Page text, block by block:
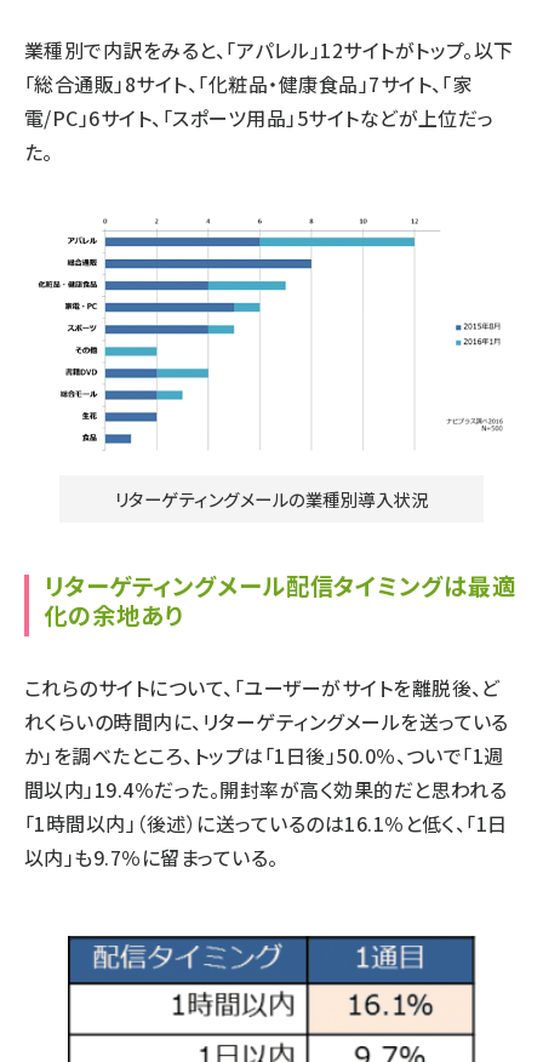
業種別で内訳をみると、「アパレル」12サイトがトップ。以下
「総合通販」8サイト、「化粧品・健康食品」7サイト、「家
電/PC」6サイト、「スポーツ用品」5サイトなどが上位だっ
た。
リターゲティングメールの業種別導入状況
リターゲティングメール配信タイミングは最適
化の余地あり
これらのサイトについて、「ユーザーがサイトを離脱後、ど
れくらいの時間内に、リターゲティングメールを送っている
か」を調べたところ、トップは「1日後」50.0％、ついで「1週
間以内」19.4％だった。開封率が高く効果的だと思われる
「1時間以内」（後述）に送っているのは16.1％と低く、「1日
以内」も9.7％に留まっている。